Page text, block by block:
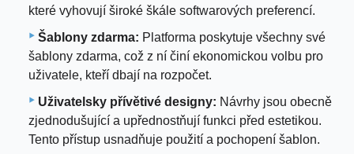
které vyhovují široké škále softwarových preferencí.
Šablony zdarma: Platforma poskytuje všechny své
šablony zdarma, což z ní činí ekonomickou volbu pro
uživatele, kteří dbají na rozpočet.
Uživatelsky přívětivé designy: Návrhy jsou obecně
zjednodušující a upřednostňují funkci před estetikou.
Tento přístup usnadňuje použití a pochopení šablon.